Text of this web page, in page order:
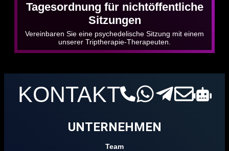
Tagesordnung für nichtöffentliche
Sitzungen
Vereinbaren Sie eine psychedelische Sitzung mit einem
unserer Triptherapie-Therapeuten.
KONTAKT
UNTERNEHMEN
Team